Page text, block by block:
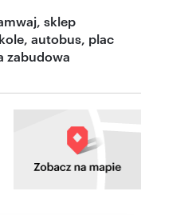
sklep
autobus, plac
zabudowa